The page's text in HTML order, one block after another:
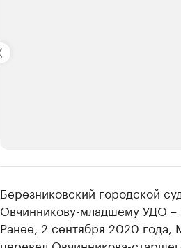
Крупные организации в
Найдите и проверьте данные в каталоге
Березниковский городской
Овчинникову-младшему УДО –
Ранее, 2 сентября 2020